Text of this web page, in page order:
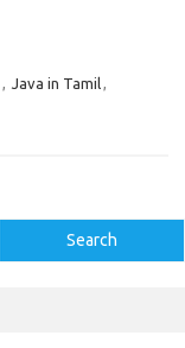
, Java in Tamil,
Search